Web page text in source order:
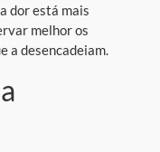
dor está mais
melhor os
a desencadeiam.